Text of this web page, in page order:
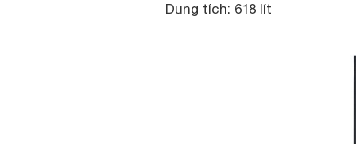
Dung tích: 618 lít